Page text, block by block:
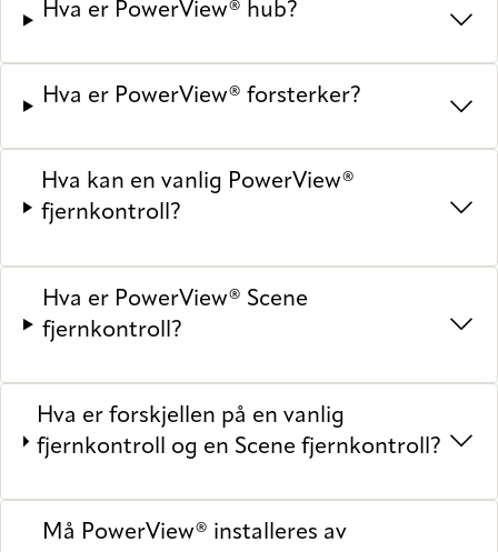
Hva er PowerView® hub?
Hva er PowerView® forsterker?
Hva kan en vanlig PowerView®
fjernkontroll?
Hva er PowerView® Scene
fjernkontroll?
Hva er forskjellen på en vanlig
fjernkontroll og en Scene fjernkontroll?
Må PowerView® installeres av